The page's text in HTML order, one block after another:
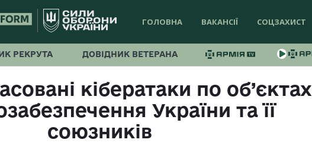
ГОЛОВНА ВАКАНСІЇ СОЦЗАХИСТ
РЕКРУТА ДОВІДНИК ВЕТЕРАНА
кібератаки по об’єктах
України та її
союзників